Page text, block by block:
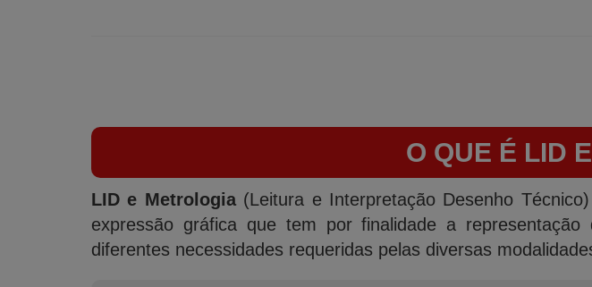
O QUE É LID
LID e Metrologia(Leitura e Interpretação Desenho
expressão gráfica que tem por finalidade a
diferentes necessidades requeridas pelas diversas